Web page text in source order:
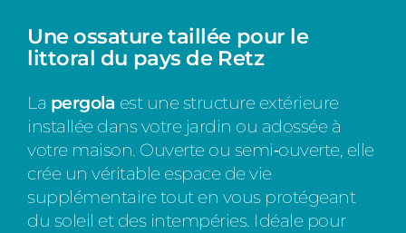
Une ossature taillée pour le
littoral du pays de Retz
La pergola est une structure extérieure
installée dans votre jardin ou adossée à
votre maison. Ouverte ou semi‑ouverte, elle
crée un véritable espace de vie
supplémentaire tout en vous protégeant
du soleil et des intempéries. Idéale pour